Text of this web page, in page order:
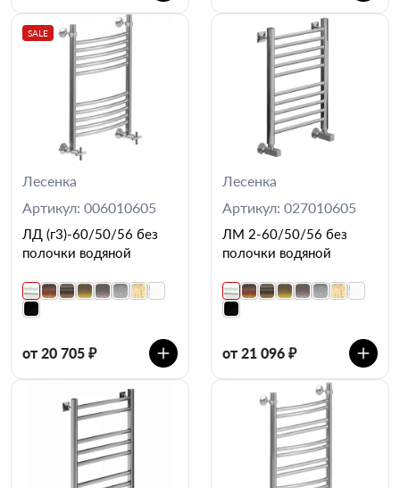
SALE
Лесенка
Артикул: 006010605
ЛД (г3)-60/50/56 без
полочки водяной
от 20 705 ₽
Лесенка
Артикул: 027010605
ЛМ 2-60/50/56 без
полочки водяной
от 21 096 ₽